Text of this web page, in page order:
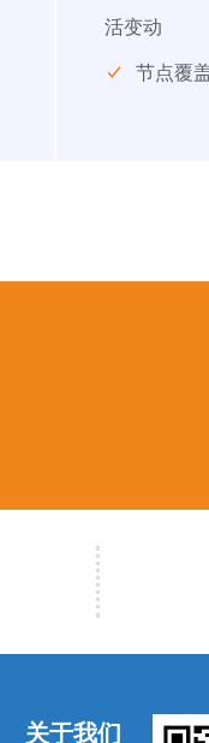
活变动
节点覆
关于我们